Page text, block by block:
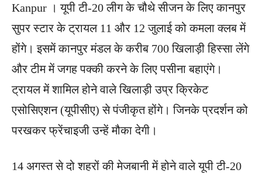
Kanpur । यूपी टी-20 लीग के चौथे सीजन के लिए कानपुर
सुपर स्टार के ट्रायल 11 और 12 जुलाई को कमला क्लब में
होंगे। इसमें कानपुर मंडल के करीब 700 खिलाड़ी हिस्सा लेंगे
और टीम में जगह पक्की करने के लिए पसीना बहाएंगे।
ट्रायल में शामिल होने वाले खिलाड़ी उप्र क्रिकेट
एसोसिएशन (यूपीसीए) से पंजीकृत होंगे। जिनके प्रदर्शन को
परखकर फ्रेंचाइजी उन्हें मौका देगी।
14 अगस्त से दो शहरों की मेजबानी में होने वाले यूपी टी-20